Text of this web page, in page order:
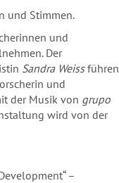
und Stimmen.
und
Der
Sandra Weissführen
und
der Musik von grupo
wird von der
–